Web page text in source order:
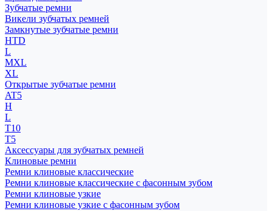
Зубчатые ремни
Викели зубчатых ремней
Замкнутые зубчатые ремни
HTD
L
MXL
XL
Открытые зубчатые ремни
AT5
H
L
T10
T5
Аксессуары для зубчатых ремней
Клиновые ремни
Ремни клиновые классические
Ремни клиновые классические с фасонным зубом
Ремни клиновые узкие
Ремни клиновые узкие с фасонным зубом